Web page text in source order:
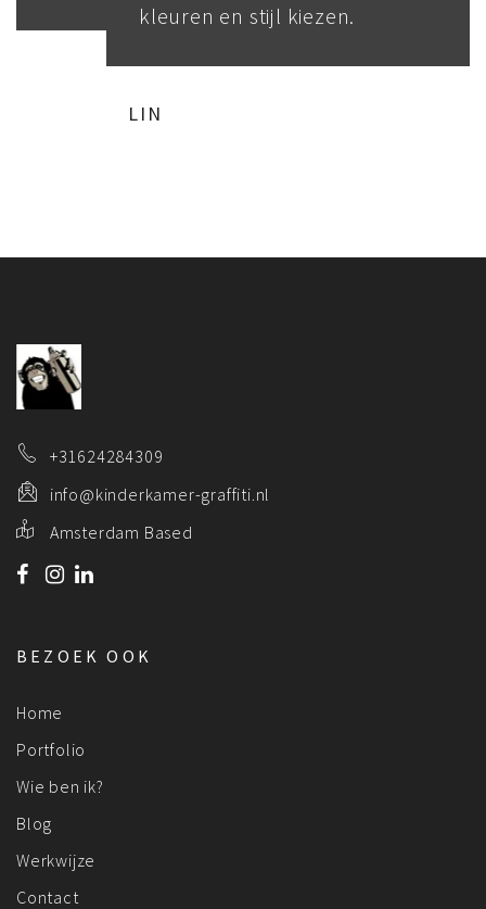
kleuren en stijl kiezen.
+31624284309
info@kinderkamer-graffiti.nl
Amsterdam Based
BEZOEK OOK
Home
Portfolio
Wie ben ik?
Blog
Werkwijze
Contact